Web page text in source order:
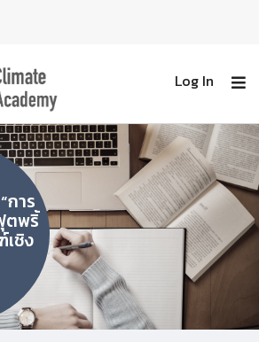
Log In
ร “การ
อนฟุตพริ้
ณฑ์เชิง